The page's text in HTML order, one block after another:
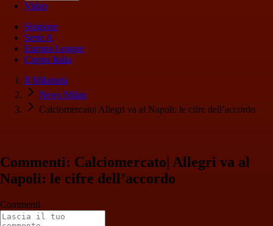
Video
Stagione
Serie A
Europa League
Coppa Italia
Il Milanista
News Milan
Calciomercato| Allegri va al Napoli: le cifre dell’accordo
Commenti: Calciomercato| Allegri va al
Napoli: le cifre dell’accordo
Commenti